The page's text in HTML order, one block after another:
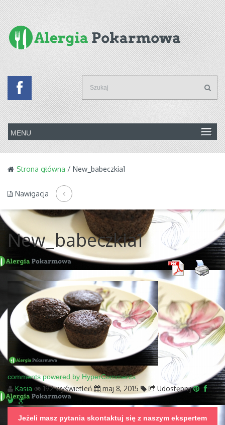
Strona główna / New_babeczkia1
Nawigacja
New_babeczkia1
comments powered by HyperComments
Kasia 192 wyświetleń maj 8, 2015 Udostępnij
Jeżeli masz pytania skontaktuj się z naszym ekspertem